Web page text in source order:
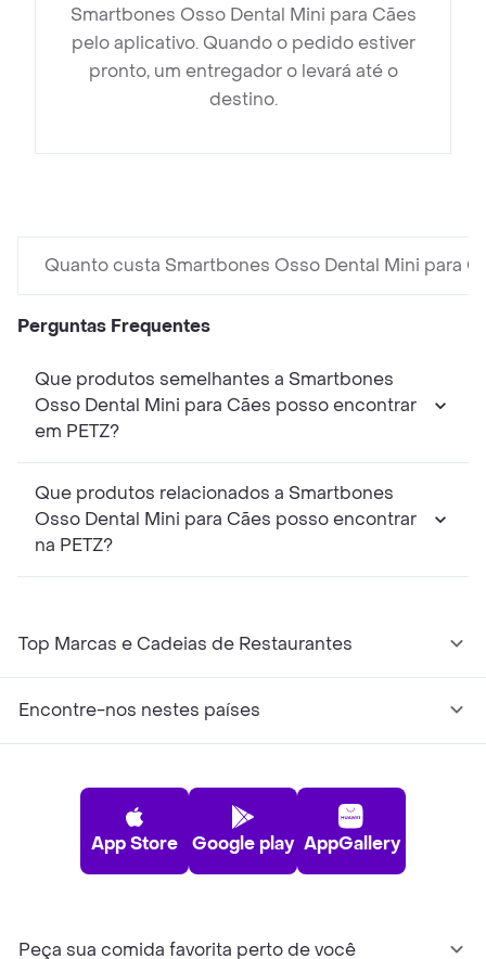
Smartbones Osso Dental Mini para Cães
pelo aplicativo. Quando o pedido estiver
pronto, um entregador o levará até o
destino.
Quanto custa Smartbones Osso Dental Mini para
Perguntas Frequentes
Que produtos semelhantes a Smartbones
Osso Dental Mini para Cães posso encontrar
em PETZ?
Que produtos relacionados a Smartbones
Osso Dental Mini para Cães posso encontrar
na PETZ?
Top Marcas e Cadeias de Restaurantes
Encontre-nos nestes países
App Store Google play AppGallery
Peça sua comida favorita perto de você